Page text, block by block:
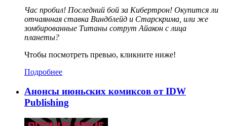
Час пробил! Последний бой за Кибертрон! Окупится ли
отчаянная ставка Виндблейд и Старскрима, или же
зомбированные Титаны сотрут Айакон с лица
планеты?
Чтобы посмотреть превью, кликните ниже!
Подробнее
Анонсы июньских комиксов от IDW
Publishing